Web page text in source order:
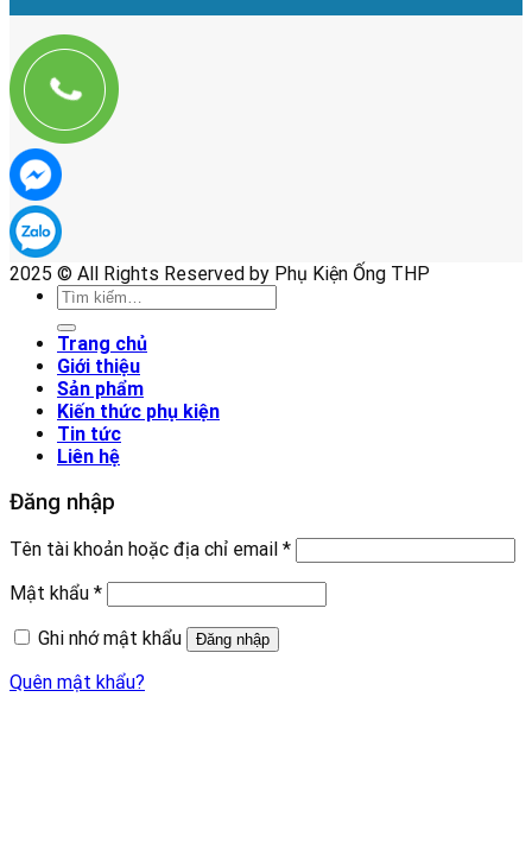
2025 © All Rights Reserved by Phụ Kiện Ống THP
Tìm
kiếm:
Trang chủ
Giới thiệu
Sản phẩm
Kiến thức phụ kiện
Tin tức
Liên hệ
Đăng nhập
Tên tài khoản hoặc địa chỉ email *
Mật khẩu *
Ghi nhớ mật khẩu
Đăng nhập
Quên mật khẩu?